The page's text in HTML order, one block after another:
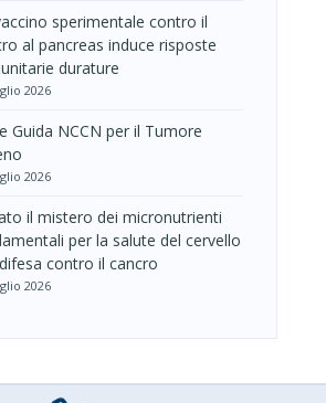
sperimentale contro il
al pancreas induce risposte
durature
2026
Guida NCCN per il Tumore
2026
il mistero dei micronutrienti
per la salute del cervello
contro il cancro
2026